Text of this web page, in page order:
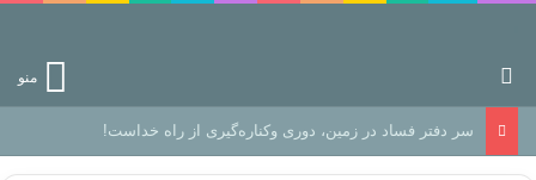
منو
رهایی از زندانِ اوهام